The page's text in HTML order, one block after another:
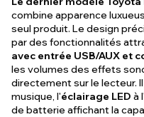
combine apparence
seul produit. Le design
par des fonctionnalités
avec entrée USB/AUX et
les volumes des effets
directement sur le lecteur.
musique, l'éclairage LED à
de batterie affichant la